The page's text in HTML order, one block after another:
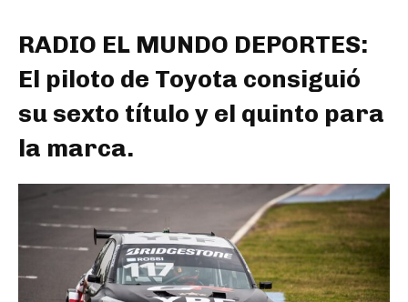
RADIO EL MUNDO DEPORTES:
El piloto de Toyota consiguió
su sexto título y el quinto para
la marca.